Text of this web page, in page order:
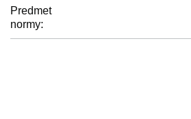
Predmet
normy: